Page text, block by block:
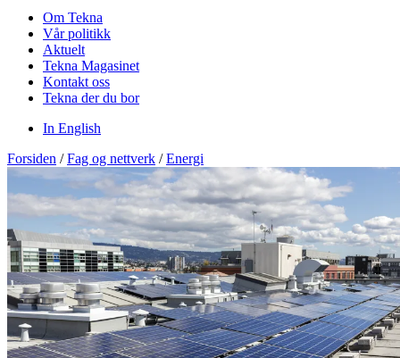
Om Tekna
Vår politikk
Aktuelt
Tekna Magasinet
Kontakt oss
Tekna der du bor
In English
Forsiden / Fag og nettverk / Energi